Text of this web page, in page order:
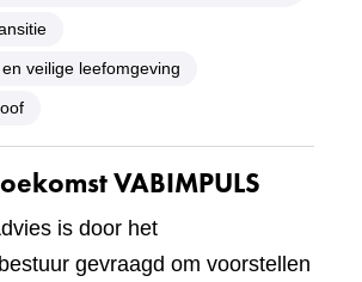
veilige leefomgeving
VABIMPULS
is door het
gevraagd om voorstellen